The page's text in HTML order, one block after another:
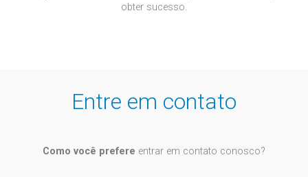
obter sucesso.
Entre em contato
Como você prefere entrar em contato conosco?